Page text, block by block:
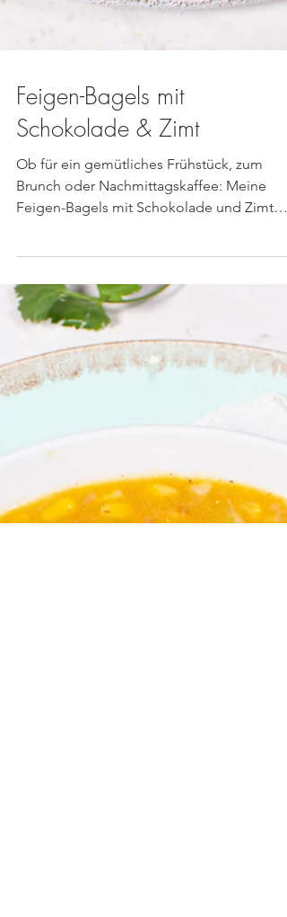
Feigen-Bagels mit
Schokolade & Zimt
Ob für ein gemütliches Frühstück, zum
Brunch oder Nachmittagskaffee: Meine
sind eine Köstlichkeit...